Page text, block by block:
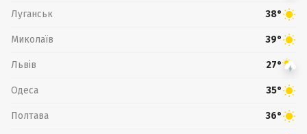
Луганськ 38°
Миколаїв 39°
Львів 27°
Одеса 35°
Полтава 36°